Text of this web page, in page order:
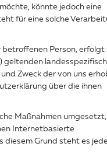
könnte jedoch eine
für eine solche
betroffenen Person,
geltenden
Zweck der von uns
über die ihnen
Maßnahmen
Internetbasierte
diesem Grund steht es